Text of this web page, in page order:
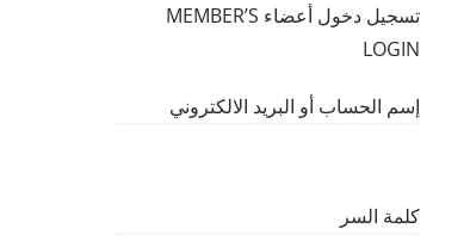
تسجيل دخول أعضاء MEMBER’S
LOGIN
إسم الحساب أو البريد الالكتروني
كلمة السر